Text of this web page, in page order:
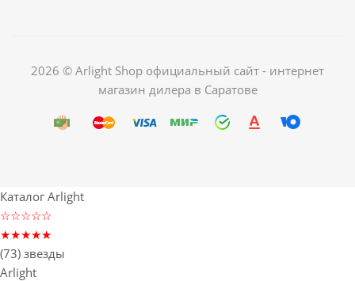
2026 © Arlight Shop официальный сайт - интернет
магазин дилера в Саратове
Каталог Arlight
☆☆☆☆☆
★★★★★
(73) звезды
Arlight